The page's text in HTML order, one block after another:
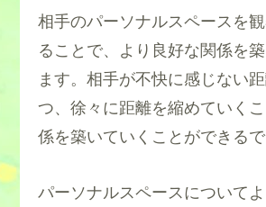
相手のパーソナルスペースを
ることで、より良好な関係を
ます。相手が不快に感じない
つ、徐々に距離を縮めていく
係を築いていくことができるで
パーソナルスペースについて